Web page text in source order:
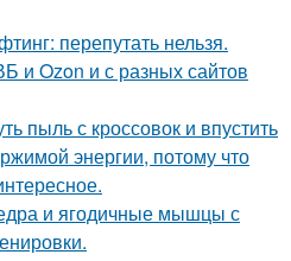
перепутать нельзя.
и Ozon и с разных сайтов
пыль с кроссовок и впустить
энергии, потому что
и ягодичные мышцы с